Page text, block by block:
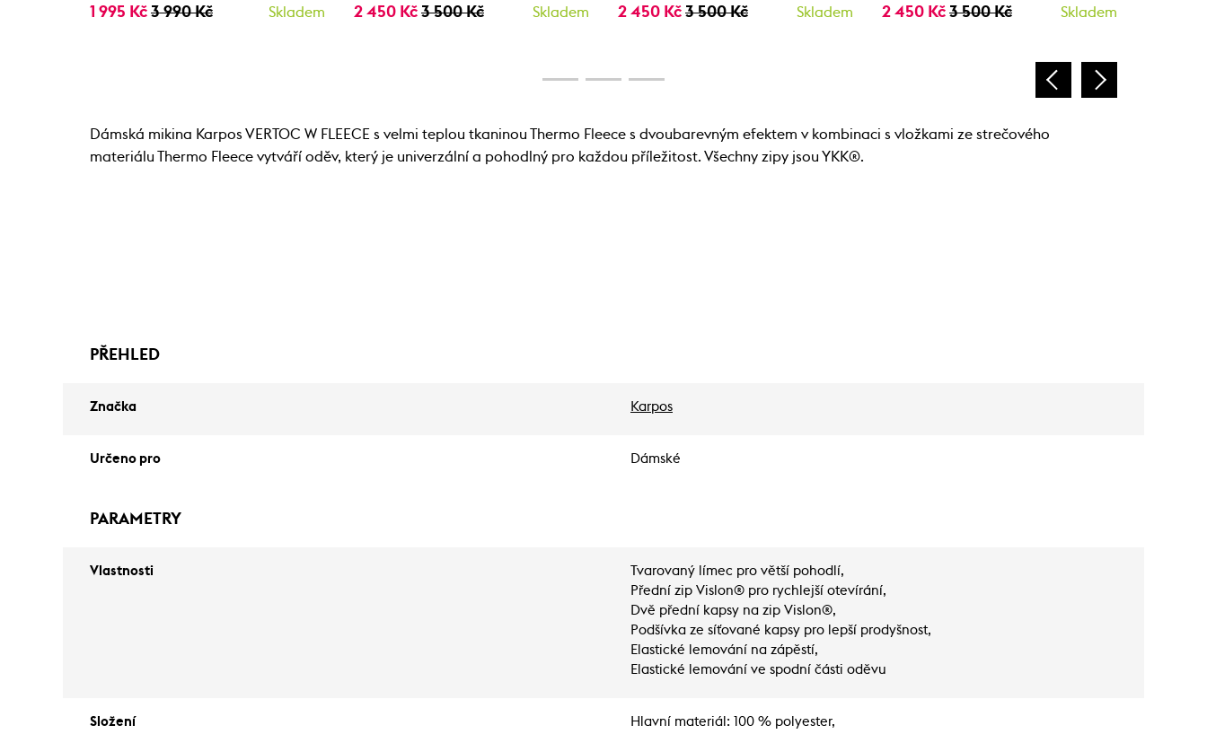
1 995 Kč 3 990 Kč Skladem 2 450 Kč 3 500 Kč Skladem 2 450 Kč 3 500 Kč Skladem 2 450 Kč 3 500 Kč Skladem
Dámská mikina Karpos VERTOC W FLEECE s velmi teplou tkaninou Thermo Fleece s dvoubarevným efektem v kombinaci s vložkami ze strečového
materiálu Thermo Fleece vytváří oděv, který je univerzální a pohodlný pro každou příležitost. Všechny zipy jsou YKK®.
PŘEHLED
Značka Karpos
Určeno pro Dámské
PARAMETRY
Vlastnosti
Tvarovaný límec pro větší pohodlí,
Přední zip Vislon® pro rychlejší otevírání,
Dvě přední kapsy na zip Vislon®,
Podšívka ze síťované kapsy pro lepší prodyšnost,
Elastické lemování na zápěstí,
Elastické lemování ve spodní části oděvu
Složení
Hlavní materiál: 100 % polyester,